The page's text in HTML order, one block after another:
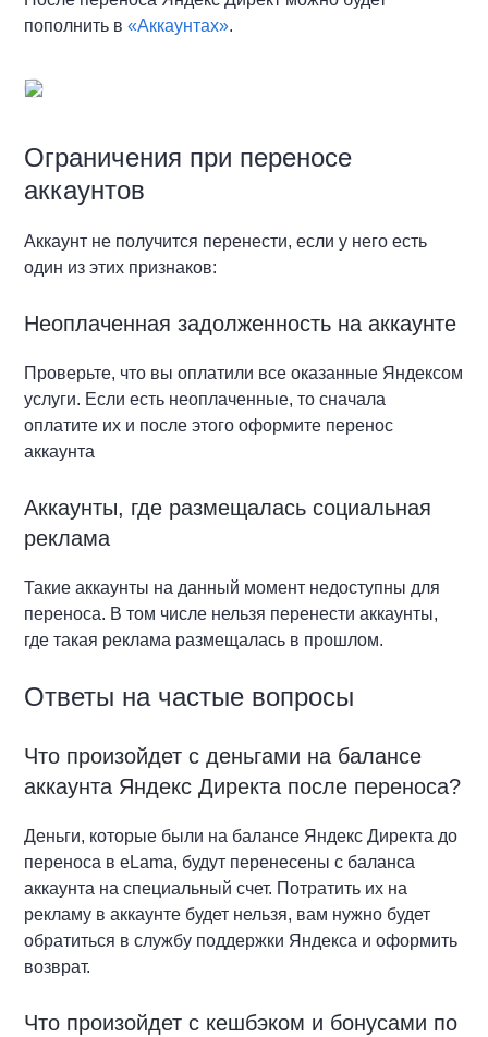
пополнить в«Аккаунтах».
Ограничения при переносе
аккаунтов
Аккаунт не получится перенести, если у него есть
один из этих признаков:
Неоплаченная задолженность на аккаунте
Проверьте, что вы оплатили все оказанные Яндексом
услуги. Если есть неоплаченные, то сначала
оплатите их и после этого оформите перенос
аккаунта
Аккаунты, где размещалась социальная
реклама
Такие аккаунты на данный момент недоступны для
переноса. В том числе нельзя перенести аккаунты,
где такая реклама размещалась в прошлом.
Ответы на частые вопросы
Что произойдет с деньгами на балансе
аккаунта Яндекс Директа после переноса?
Деньги, которые были на балансе Яндекс Директа до
переноса в eLama, будут перенесены с баланса
аккаунта на специальный счет. Потратить их на
рекламу в аккаунте будет нельзя, вам нужно будет
обратиться в службу поддержки Яндекса и оформить
возврат.
Что произойдет с кешбэком и бонусами по